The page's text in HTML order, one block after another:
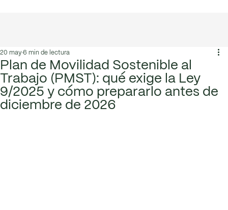
Plan de Movilidad Sostenible al
Trabajo (PMST): qué exige la Ley
9/2025 y cómo prepararlo antes de
diciembre de 2026
20 may 6 min de lectura